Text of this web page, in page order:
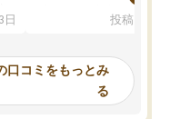
日
可能なので本当に助か
らないところをピンポイ
頂いて、とてもわかり
していました。一生を
投稿日：
口コミをもっとみ
る